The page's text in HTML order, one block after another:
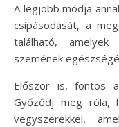
A legjobb módja
csipásodását, a
található,
szemének
Először is, fontos
Győződj meg róla,
vegyszerekkel,